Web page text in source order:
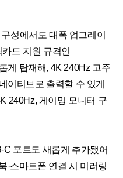
성에서도 대폭 업그레이
드 지원 규격인
게 탑재해, 4K 240Hz 고주
이티브로 출력할 수 있게
240Hz, 게이밍 모니터 구
포트도 새롭게 추가됐어
·스마트폰 연결 시 미러링